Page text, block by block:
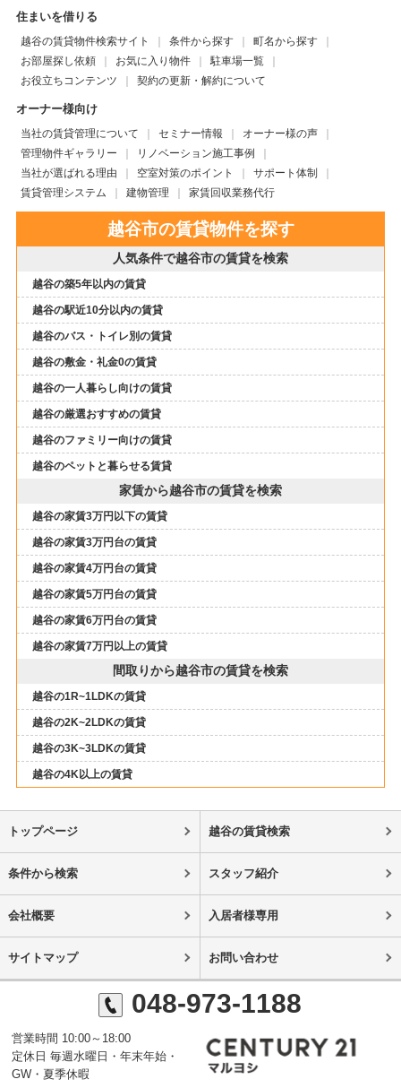
住まいを借りる
越谷の賃貸物件検索サイト 条件から探す
町名から探す
お部屋探し依頼
お気に入り物件
駐車場一覧
お役立ちコンテンツ
契約の更新・解約について
オーナー様向け
当社の賃貸管理について セミナー情報
オーナー様の声
管理物件ギャラリー
リノベーション施工事例
当社が選ばれる理由
空室対策のポイント
サポート体制
賃貸管理システム
建物管理 家賃回収業務代行
越谷市の賃貸物件を探す
人気条件で越谷市の賃貸を検索
越谷の築5年以内の賃貸
越谷の駅近10分以内の賃貸
越谷のバス・トイレ別の賃貸
越谷の敷金・礼金0の賃貸
越谷の一人暮らし向けの賃貸
越谷の厳選おすすめの賃貸
越谷のファミリー向けの賃貸
越谷のペットと暮らせる賃貸
家賃から越谷市の賃貸を検索
越谷の家賃3万円以下の賃貸
越谷の家賃3万円台の賃貸
越谷の家賃4万円台の賃貸
越谷の家賃5万円台の賃貸
越谷の家賃6万円台の賃貸
越谷の家賃7万円以上の賃貸
間取りから越谷市の賃貸を検索
越谷の1R~1LDKの賃貸
越谷の2K~2LDKの賃貸
越谷の3K~3LDKの賃貸
越谷の4K以上の賃貸
トップページ 越谷の賃貸検索
条件から検索 スタッフ紹介
会社概要 入居者様専用
サイトマップ お問い合わせ
048-973-1188
営業時間 10:00～18:00
定休日 毎週水曜日・年末年始・
GW・夏季休暇